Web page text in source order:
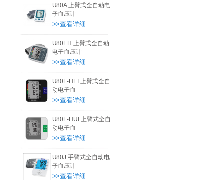
U80A 上臂式全自动电
子血压计
>>查看详细
U80EH 上臂式全自动
电子血压计
>>查看详细
U80L-HEI 上臂式全自
动电子血
>>查看详细
U80L-HUI 上臂式全自
动电子血
>>查看详细
U80J 手臂式全自动电
子血压计
>>查看详细